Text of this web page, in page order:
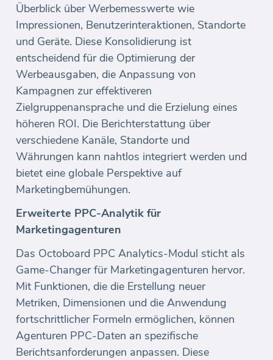
Überblick über Werbemesswerte wie
Impressionen, Benutzerinteraktionen, Standorte
und Geräte. Diese Konsolidierung ist
entscheidend für die Optimierung der
Werbeausgaben, die Anpassung von
Kampagnen zur effektiveren
Zielgruppenansprache und die Erzielung eines
höheren ROI. Die Berichterstattung über
verschiedene Kanäle, Standorte und
Währungen kann nahtlos integriert werden und
bietet eine globale Perspektive auf
Marketingbemühungen.
Erweiterte PPC-Analytik für
Marketingagenturen
Das Octoboard PPC Analytics-Modul sticht als
Game-Changer für Marketingagenturen hervor.
Mit Funktionen, die die Erstellung neuer
Metriken, Dimensionen und die Anwendung
fortschrittlicher Formeln ermöglichen, können
Agenturen PPC-Daten an spezifische
Berichtsanforderungen anpassen. Diese